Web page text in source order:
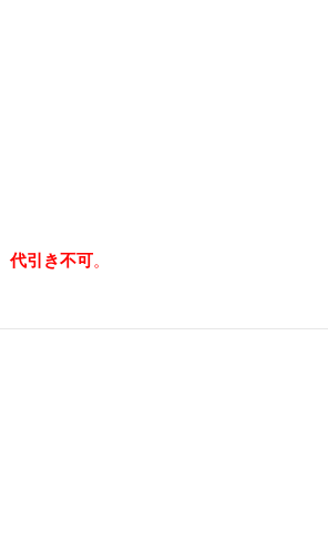
代引き不可。